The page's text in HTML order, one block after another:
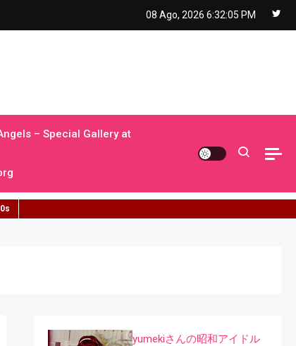
08 Ago, 2026 6:32:06 PM
– Special Gallery at
yumekiさんの昭和アイドル